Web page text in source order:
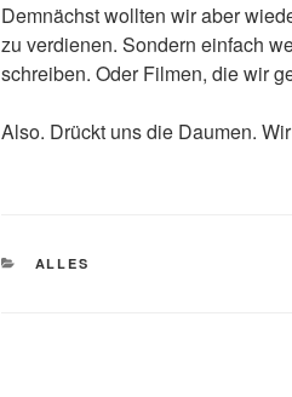
Demnächst wollten wir aber
zu verdienen. Sondern einfach
schreiben. Oder Filmen, die wir
Also. Drückt uns die Daumen.
ALLES